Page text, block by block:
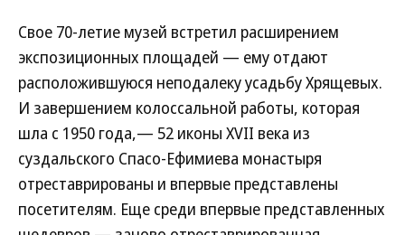
Свое 70-летие музей встретил расширением
экспозиционных площадей — ему отдают
расположившуюся неподалеку усадьбу Хрящевых.
И завершением колоссальной работы, которая
шла с 1950 года,— 52 иконы XVII века из
суздальского Спасо-Ефимиева монастыря
отреставрированы и впервые представлены
посетителям. Еще среди впервые представленных